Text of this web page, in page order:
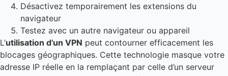
Désactivez temporairement les extensions du
navigateur
Testez avec un autre navigateur ou appareil
L’utilisation d’un VPN peut contourner efficacement les
blocages géographiques. Cette technologie masque votre
adresse IP réelle en la remplaçant par celle d’un serveur